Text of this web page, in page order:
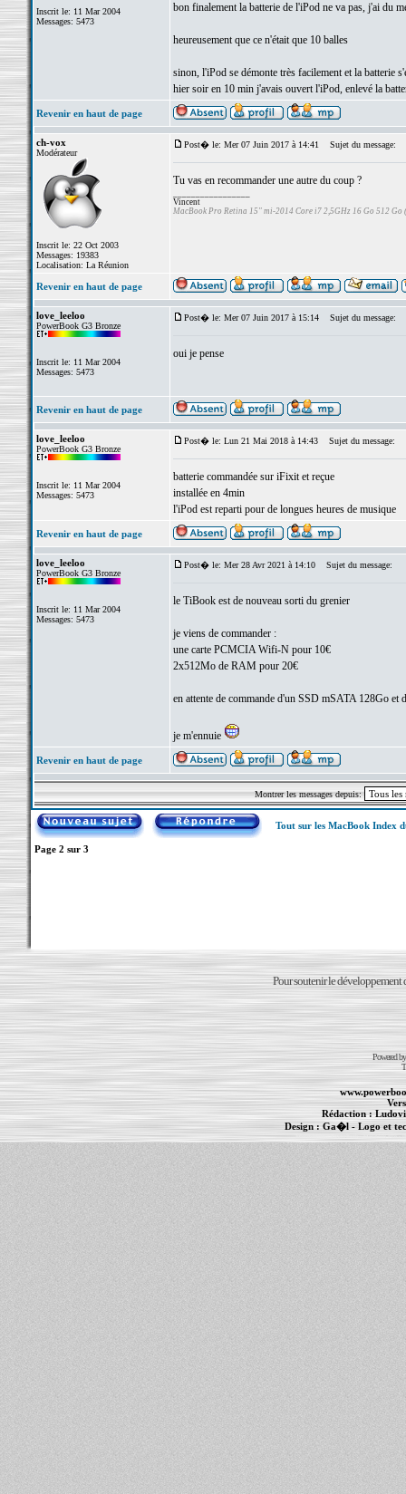
Inscrit le: 11 Mar 2004
Messages: 5473
bon finalement la batterie de l'iPod ne va pas, j'ai du
heureusement que ce n'était que 10 balles
sinon, l'iPod se démonte très facilement et la batterie
hier soir en 10 min j'avais ouvert l'iPod, enlevé la
Revenir en haut de page
ch-vox
Modérateur
Inscrit le: 22 Oct 2003
Messages: 19383
Localisation: La Réunion
Post� le: Mer 07 Juin 2017 à 14:41 Sujet du message:
Tu vas en recommander une autre du coup ?
Vincent
MacBook Pro Retina 15" mi-2014 Core i7 2,5GHz 16 Go 512 Go
Revenir en haut de page
love_leeloo
PowerBook G3 Bronze
Inscrit le: 11 Mar 2004
Messages: 5473
Post� le: Mer 07 Juin 2017 à 15:14 Sujet du message:
oui je pense
Revenir en haut de page
love_leeloo
PowerBook G3 Bronze
Inscrit le: 11 Mar 2004
Messages: 5473
Post� le: Lun 21 Mai 2018 à 14:43 Sujet du message:
batterie commandée sur iFixit et reçue
installée en 4min
l'iPod est reparti pour de longues heures de musique
Revenir en haut de page
love_leeloo
PowerBook G3 Bronze
Inscrit le: 11 Mar 2004
Messages: 5473
Post� le: Mer 28 Avr 2021 à 14:10 Sujet du message:
le TiBook est de nouveau sorti du grenier
je viens de commander :
une carte PCMCIA Wifi-N pour 10€
2x512Mo de RAM pour 20€
en attente de commande d'un SSD mSATA 128Go
je m'ennuie
Revenir en haut de page
Montrer les messages depuis:
Tout sur les MacBook Index
Page 2 sur 3
Pour soutenir le développement
Powered
Rédaction :
Design : Ga�l - Logo et
MacBook Pro